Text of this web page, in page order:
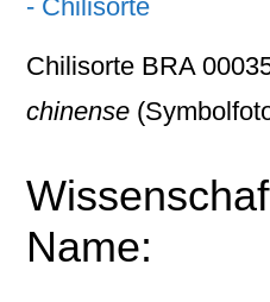
Chilisorte BRA
chinense
Name: